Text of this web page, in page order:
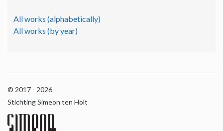
All works (alphabetically)
All works (by year)
© 2017 - 2026
Stichting Simeon ten Holt